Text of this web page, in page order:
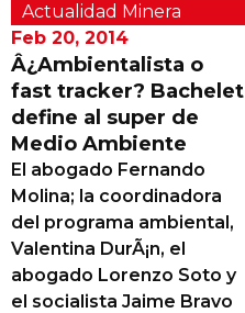
Minería Superficie
Minerí­a Subterránea
Proveedores
Canal Digital
Columnas de Opinión
Designaciones
Actualidad Minera
Feb 20, 2014
Â¿Ambientalista o
fast tracker? Bachelet
define al super de
Medio Ambiente
El abogado Fernando
Molina; la coordinadora
del programa ambiental,
Valentina DurÃ¡n, el
abogado Lorenzo Soto y
el socialista Jaime Bravo